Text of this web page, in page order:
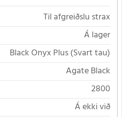
Til afgreiðslu strax
Á lager
Black Onyx Plus (Svart tau)
Agate Black
2800
Á ekki við